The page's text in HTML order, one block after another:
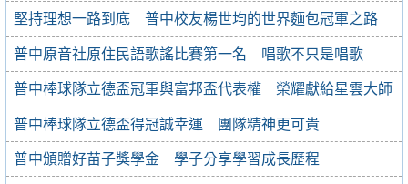
堅持理想一路到底 普中校友楊世均的世界麵包冠軍之路
普中原音社原住民語歌謠比賽第一名 唱歌不只是唱歌
普中棒球隊立德盃冠軍與富邦盃代表權 榮耀獻給星雲大師
普中棒球隊立德盃得冠誠幸運 團隊精神更可貴
普中頒贈好苗子獎學金 學子分享學習成長歷程